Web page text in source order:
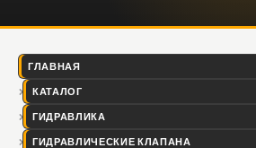
ГЛАВНАЯ
КАТАЛОГ
ГИДРАВЛИКА
ГИДРАВЛИЧЕСКИЕ КЛАПАНА